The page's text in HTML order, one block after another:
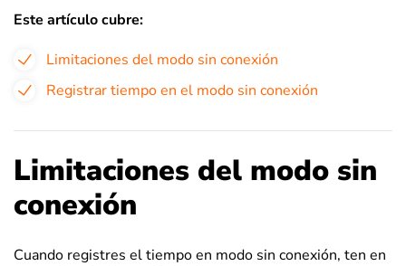
Este artículo cubre:
Limitaciones del modo sin conexión
Registrar tiempo en el modo sin conexión
Limitaciones del modo sin
conexión
Cuando registres el tiempo en modo sin conexión, ten en